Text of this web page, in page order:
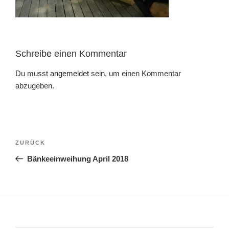
Schreibe einen Kommentar
Du musst angemeldet sein, um einen Kommentar
abzugeben.
Beitragsnavigation
Vorheriger
Beitrag
ZURÜCK
Bänkeeinweihung April 2018